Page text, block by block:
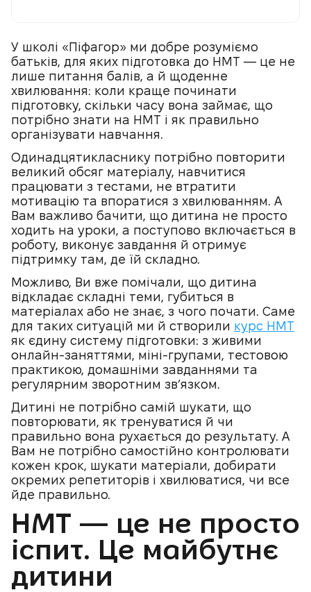
У школі «Піфагор» ми добре розуміємо
батьків, для яких підготовка до НМТ — це не
лише питання балів, а й щоденне
хвилювання: коли краще починати
підготовку, скільки часу вона займає, що
потрібно знати на НМТ і як правильно
організувати навчання.
Одинадцятикласнику потрібно повторити
великий обсяг матеріалу, навчитися
працювати з тестами, не втратити
мотивацію та впоратися з хвилюванням. А
Вам важливо бачити, що дитина не просто
ходить на уроки, а поступово включається в
роботу, виконує завдання й отримує
підтримку там, де їй складно.
Можливо, Ви вже помічали, що дитина
відкладає складні теми, губиться в
матеріалах або не знає, з чого почати. Саме
для таких ситуацій ми й створили курс НМТ
як єдину систему підготовки: з живими
онлайн-заняттями, міні-групами, тестовою
практикою, домашніми завданнями та
регулярним зворотним зв’язком.
Дитині не потрібно самій шукати, що
повторювати, як тренуватися й чи
правильно вона рухається до результату. А
Вам не потрібно самостійно контролювати
кожен крок, шукати матеріали, добирати
окремих репетиторів і хвилюватися, чи все
йде правильно.
НМТ — це не просто
іспит. Це майбутнє
дитини